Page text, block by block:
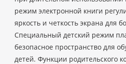
режим электронной книги
яркость и четкость экрана для
Специальный детский режим
безопасное пространство для
детей. Функции родительского